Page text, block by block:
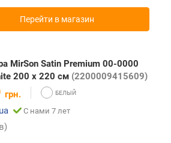
Перейти в магазин
MirSon Satin Premium 00-0000
200 x 220 см (2200009415609)
грн.
С нами 7 лет